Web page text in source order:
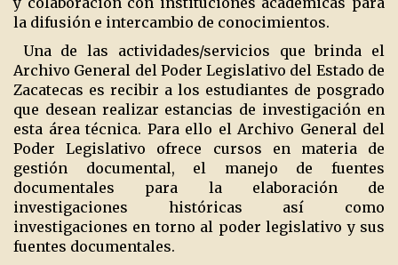
la difusión e intercambio de conocimientos.
Una de las actividades/servicios que brinda el
Archivo General del Poder Legislativo del Estado de
Zacatecas es recibir a los estudiantes de posgrado
que desean realizar estancias de investigación en
esta área técnica. Para ello el Archivo General del
Poder Legislativo ofrece cursos en materia de
gestión documental, el manejo de fuentes
documentales para la elaboración de
investigaciones históricas así como
investigaciones en torno al poder legislativo y sus
fuentes documentales.